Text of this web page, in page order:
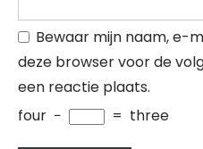
Bewaar mijn naam, e-
deze browser voor de
een reactie plaats.
four − = three